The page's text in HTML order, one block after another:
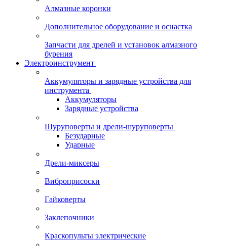
Алмазные коронки
Дополнительное оборудование и оснастка
Запчасти для дрелей и установок алмазного
бурения
Электроинструмент
Аккумуляторы и зарядные устройства для
инструмента
Аккумуляторы
Зарядные устройства
Шуруповерты и дрели-шуруповерты
Безударные
Ударные
Дрели-миксеры
Виброприсоски
Гайковерты
Заклепочники
Краскопульты электрические